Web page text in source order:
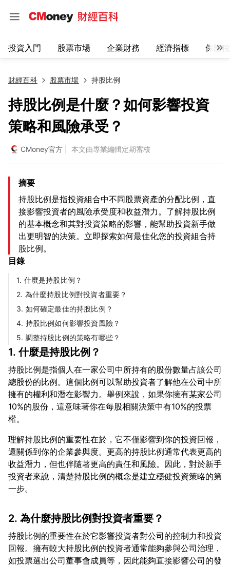
投資入門 股票市場 企業財務 經濟指標 保險
財經百科 股票市場 持股比例
持股比例是什麼？如何影響投資
策略和風險承受？
CMoney官方 | 本文由專業編輯定期審核
摘要
持股比例是指投資組合中不同股票資產的分配比例，直
接影響投資者的風險承受度和收益潛力。了解持股比例
的基本概念和其對投資策略的影響，能幫助投資新手做
出更明智的決策。立即探索如何最佳化您的投資組合持
股比例。
目錄
1. 什麼是持股比例？
2. 為什麼持股比例對投資者重要？
3. 如何確定最佳的持股比例？
4. 持股比例如何影響投資風險？
5. 調整持股比例的策略有哪些？
1. 什麼是持股比例？
持股比例是指個人在一家公司中所持有的股份數量占該公司
總股份的比例。這個比例可以幫助投資者了解他在公司中所
擁有的權利和潛在影響力。舉例來說，如果你擁有某家公司
10%的股份，這意味著你在每股相關決策中有10%的投票
理解持股比例的重要性在於，它不僅影響到你的投資回報，
還關係到你的企業參與度。更高的持股比例通常代表更高的
收益潛力，但也伴隨著更高的責任和風險。因此，對於新手
投資者來說，清楚持股比例的概念是建立穩健投資策略的第
2. 為什麼持股比例對投資者重要？
持股比例的重要性在於它影響投資者對公司的控制力和投資
回報。擁有較大持股比例的投資者通常能夠參與公司治理，
如投票選出公司董事會成員等，因此能夠直接影響公司的發